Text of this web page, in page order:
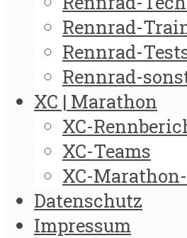
Rennrad-
Rennrad-
Rennrad-
XC | Marathon
XC-
XC-Teams
XC-
Datenschutz
Impressum